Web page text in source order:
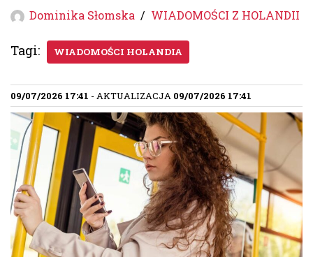
Dominika Słomska WIADOMOŚCI Z HOLANDII
Tagi: WIADOMOŚCI HOLANDIA
09/07/2026 17:41 - AKTUALIZACJA 09/07/2026 17:41